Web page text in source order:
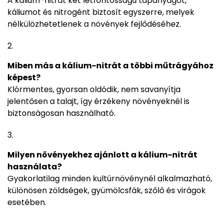
káliumot és nitrogént biztosít egyszerre, melyek
nélkülözhetetlenek a növények fejlődéséhez.
Miben más a kálium-nitrát a többi műtrágyához
képest?
Klórmentes, gyorsan oldódik, nem savanyítja
jelentősen a talajt, így érzékeny növényeknél is
biztonságosan használható.
Milyen növényekhez ajánlott a kálium-nitrát
használata?
Gyakorlatilag minden kultúrnövénynél alkalmazható,
különösen zöldségek, gyümölcsfák, szőlő és virágok
esetében.